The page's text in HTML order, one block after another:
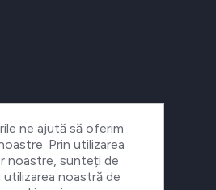
ne ajută să oferim
Prin utilizarea
noastre, sunteți de
noastră de